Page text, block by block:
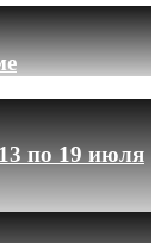
по 19 июля